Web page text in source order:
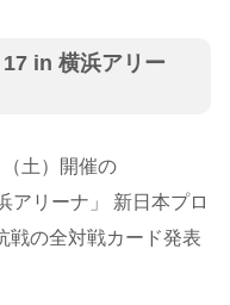
17 in 横浜アリー
土）開催の
アリーナ」 新日本プロ
戦の全対戦カード発表